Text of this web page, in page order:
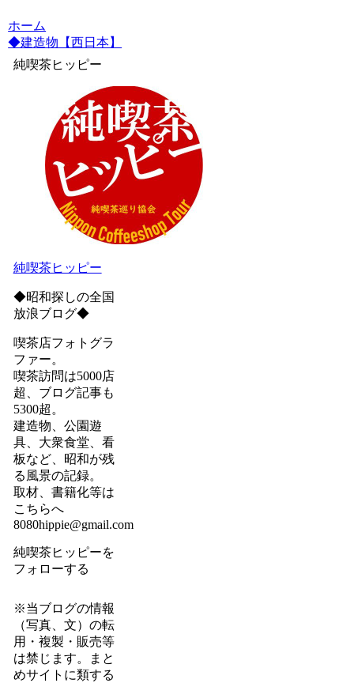
ホーム
◆建造物【西日本】
純喫茶ヒッピー
純喫茶ヒッピー
◆昭和探しの全国
放浪ブログ◆
喫茶店フォトグラ
ファー。
喫茶訪問は5000店
超、ブログ記事も
5300超。
建造物、公園遊
具、大衆食堂、看
板など、昭和が残
る風景の記録。
取材、書籍化等は
こちらへ
8080hippie@gmail.com
純喫茶ヒッピーを
フォローする
※当ブログの情報
（写真、文）の転
用・複製・販売等
は禁じます。まと
めサイトに類する